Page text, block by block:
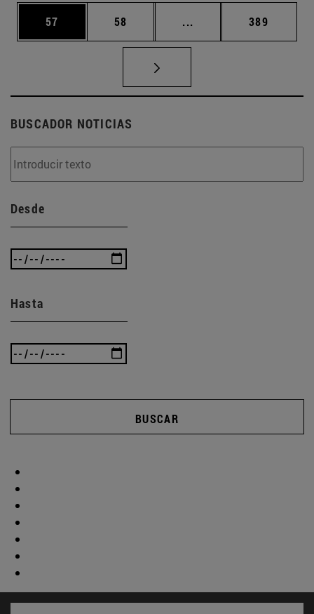
Página
57 Página
58 ... Páginas intermedias
Página
389
BUSCADOR NOTICIAS
Desde
Hasta
BUSCAR